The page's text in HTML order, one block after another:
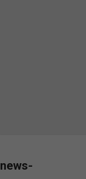
news-